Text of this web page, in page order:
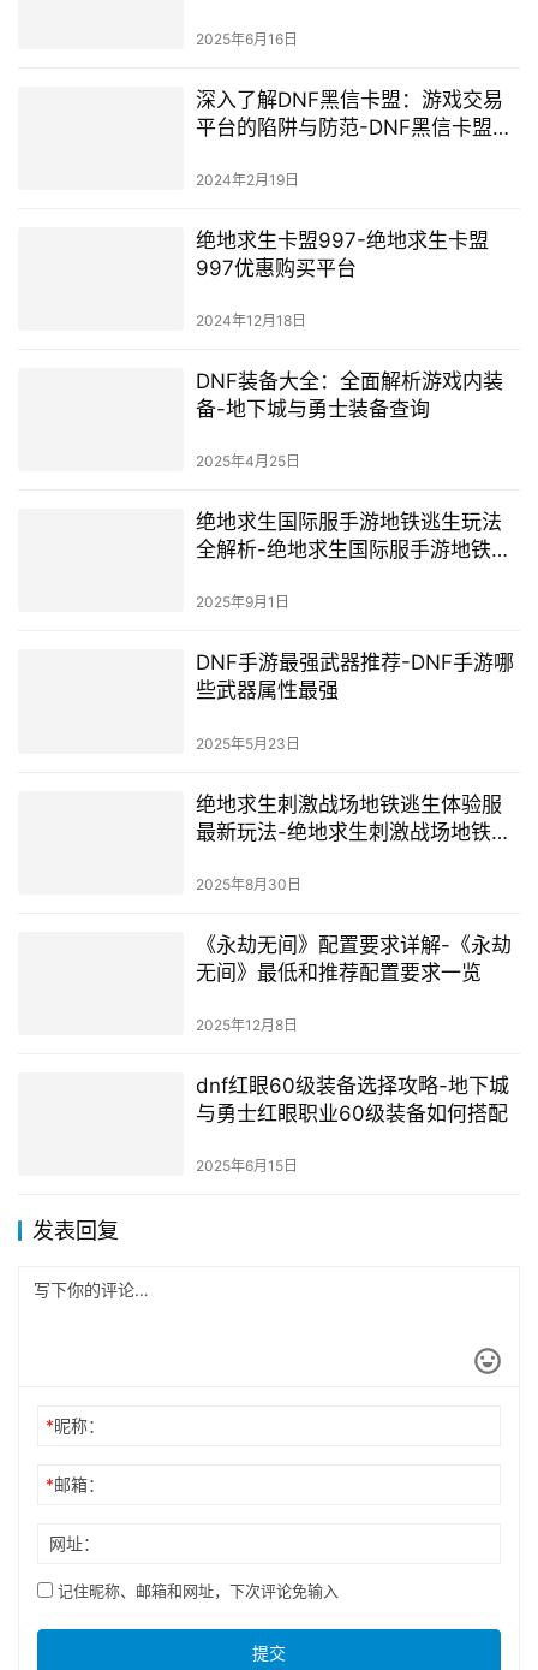
2025年6月16日
深入了解DNF黑信卡盟：游戏交易
平台的陷阱与防范-DNF黑信卡盟：
2024年2月19日
绝地求生卡盟997-绝地求生卡盟
997优惠购买平台
2024年12月18日
DNF装备大全：全面解析游戏内装
备-地下城与勇士装备查询
2025年4月25日
绝地求生国际服手游地铁逃生玩法
全解析-绝地求生国际服手游地铁逃
2025年9月1日
DNF手游最强武器推荐-DNF手游哪
些武器属性最强
2025年5月23日
绝地求生刺激战场地铁逃生体验服
最新玩法-绝地求生刺激战场地铁逃
2025年8月30日
《永劫无间》配置要求详解-《永劫
无间》最低和推荐配置要求一览
2025年12月8日
dnf红眼60级装备选择攻略-地下城
与勇士红眼职业60级装备如何搭配
2025年6月15日
发表回复
*昵称：
*邮箱：
网址：
记住昵称、邮箱和网址，下次评论免输入
提交